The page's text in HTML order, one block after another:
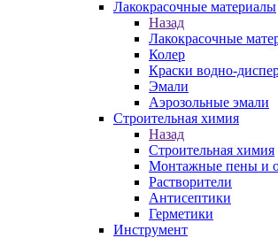
Лакокрасочные материалы
Назад
Лакокрасочные
Колер
Краски водно-
Эмали
Аэрозольные эмали
Строительная химия
Назад
Строительная химия
Монтажные пены и
Растворители
Антисептики
Герметики
Инструмент